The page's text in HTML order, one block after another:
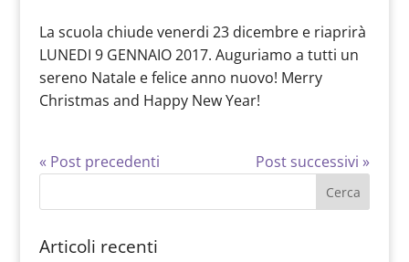
La scuola chiude venerdi 23 dicembre e riaprirà
LUNEDI 9 GENNAIO 2017. Auguriamo a tutti un
sereno Natale e felice anno nuovo! Merry
Christmas and Happy New Year!
« Post precedenti Post successivi »
Articoli recenti